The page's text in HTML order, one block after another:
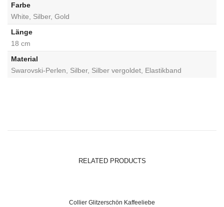
Farbe
White, Silber, Gold
Länge
18 cm
Material
Swarovski-Perlen, Silber, Silber vergoldet, Elastikband
RELATED PRODUCTS
Collier Glitzerschön Kaffeeliebe